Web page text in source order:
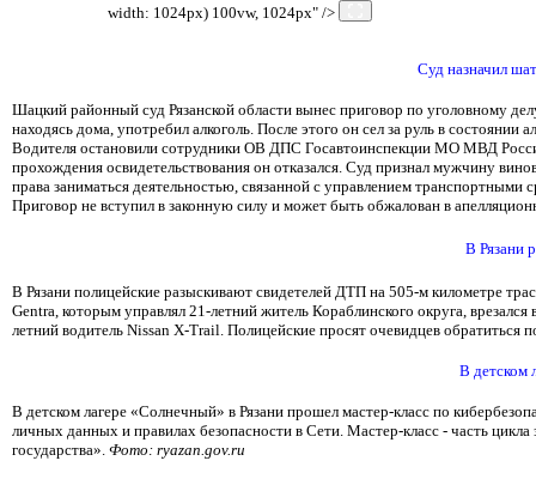
width: 1024px) 100vw, 1024px" />
Суд назначил
Шацкий районный суд Рязанской области вынес приговор по уголовному
находясь дома, употребил алкоголь. После этого он сел за руль в
Водителя остановили сотрудники ОВ ДПС Госавтоинспекции МО МВД
прохождения освидетельствования он отказался. Суд признал мужчину
права заниматься деятельностью, связанной с управлением
Приговор не вступил в законную силу и может быть обжалован в
В Рязани
В Рязани полицейские разыскивают свидетелей ДТП на 505-м километре
Gentra, которым управлял 21-летний житель Кораблинского округа,
летний водитель Nissan X-Trail. Полицейские просят очевидцев
В детском
В детском лагере «Солнечный» в Рязани прошел мастер-класс по
личных данных и правилах безопасности в Сети. Мастер-класс - часть
государства». Фото: ryazan.gov.ru